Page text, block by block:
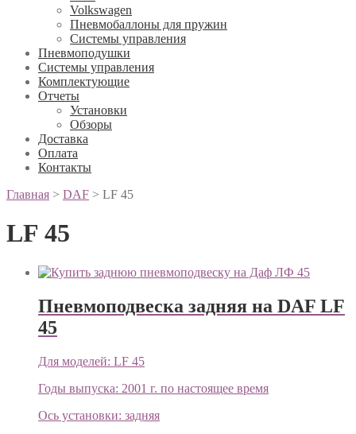
Volkswagen
Пневмобаллоны для пружин
Системы управления
Пневмоподушки
Системы управления
Комплектующие
Отчеты
Установки
Обзоры
Доставка
Оплата
Контакты
Главная > DAF > LF 45
LF 45
Пневмоподвеска задняя на DAF LF
45
Для моделей: LF 45
Годы выпуска: 2001 г. по настоящее время
Ось установки: задняя